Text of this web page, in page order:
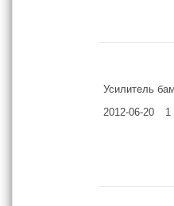
Усилитель
2012-06-20
1